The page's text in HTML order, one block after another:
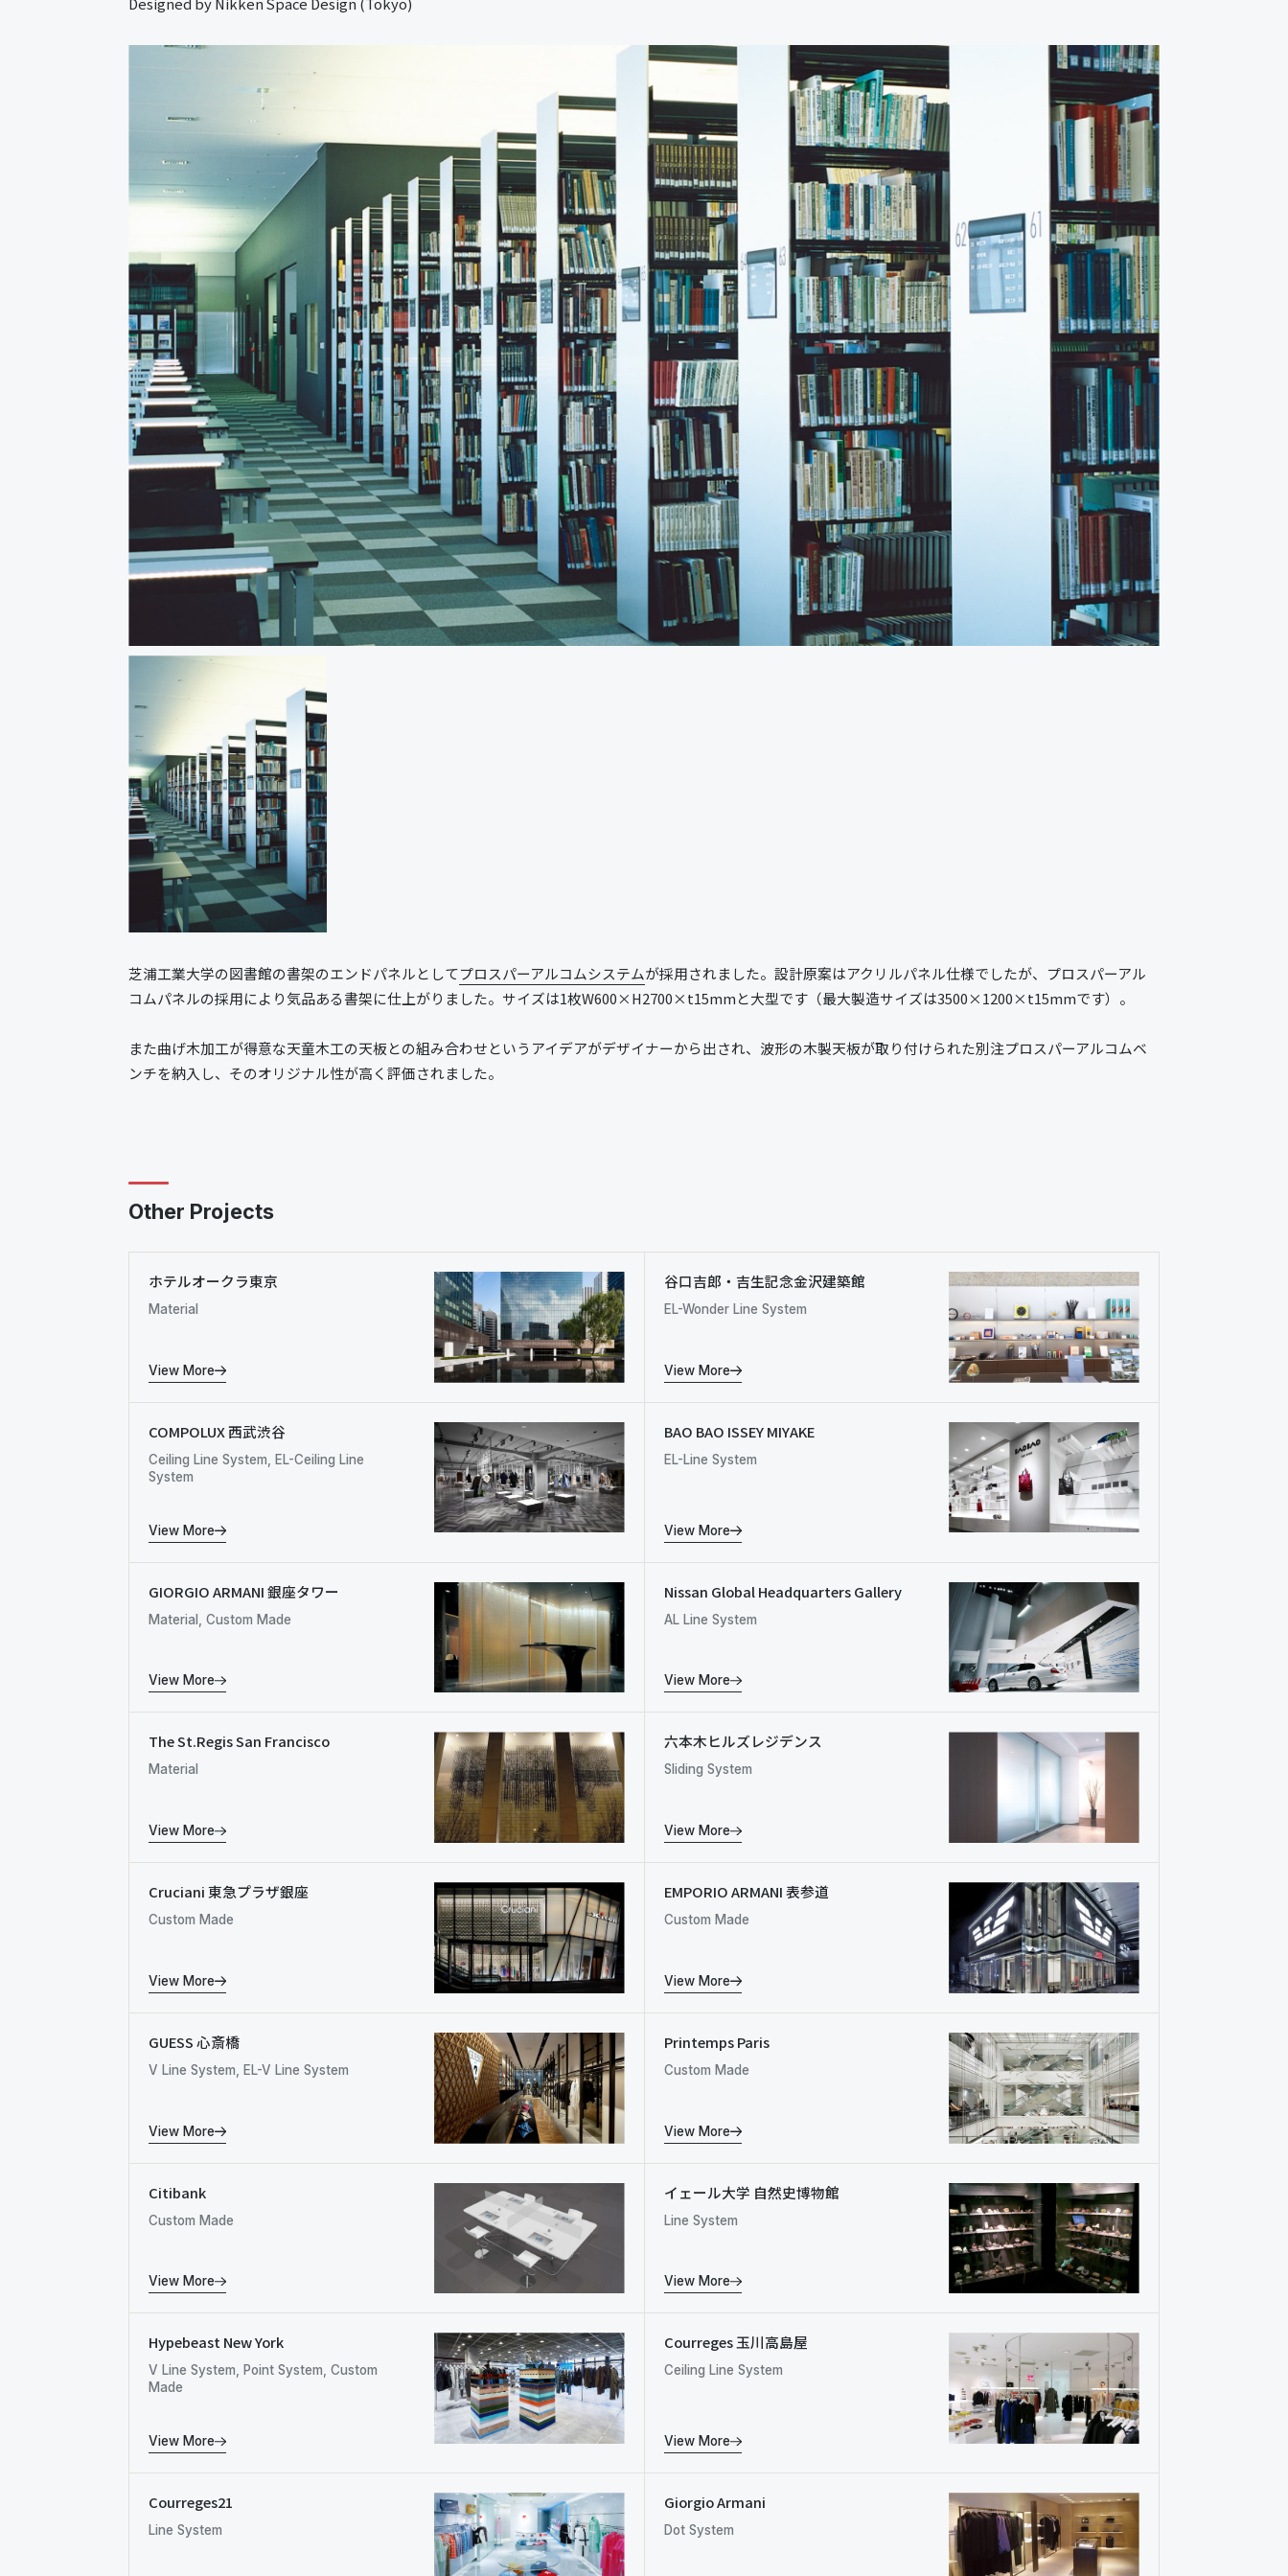
芝浦工業大学の図書館の書架のエンドパネルとしてプロスパーアルコムシステムが採用されました。設計原案はアクリルパネル仕様でしたが、プロスパーアル
コムパネルの採用により気品ある書架に仕上がりました。サイズは1枚W600×H2700×t15mmと大型です（最大製造サイズは3500×1200×t15mmです）。
また曲げ木加工が得意な天童木工の天板との組み合わせというアイデアがデザイナーから出され、波形の木製天板が取り付けられた別注プロスパーアルコムベ
ンチを納入し、そのオリジナル性が高く評価されました。
Other Projects
ホテルオークラ東京
Material
View More
谷口吉郎・吉生記念金沢建築館
EL-Wonder Line System
View More
COMPOLUX 西武渋谷
Ceiling Line System, EL-Ceiling Line
System
View More
BAO BAO ISSEY MIYAKE
EL-Line System
View More
GIORGIO ARMANI 銀座タワー
Material, Custom Made
View More
Nissan Global Headquarters Gallery
AL Line System
View More
The St.Regis San Francisco
Material
View More
六本木ヒルズレジデンス
Sliding System
View More
Cruciani 東急プラザ銀座
Custom Made
View More
EMPORIO ARMANI 表参道
Custom Made
View More
GUESS 心斎橋
V Line System, EL-V Line System
View More
Printemps Paris
Custom Made
View More
Citibank
Custom Made
View More
イェール大学 自然史博物館
Line System
View More
Hypebeast New York
V Line System, Point System, Custom
Made
View More
Courreges 玉川高島屋
Ceiling Line System
View More
Courreges21
Line System
Giorgio Armani
Dot System